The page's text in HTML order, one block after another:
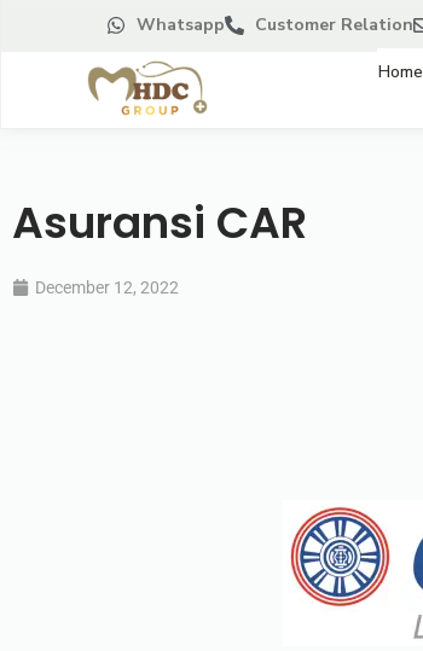
Whatsapp Customer Relation
Home
Asuransi CAR
December 12, 2022